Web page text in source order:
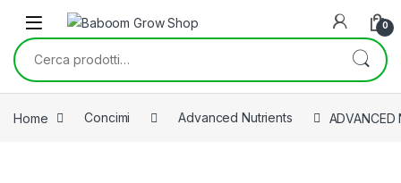
Skip to navigation
Skip to content
0
Cerca:
Home Concimi Advanced Nutrients ADVANCED